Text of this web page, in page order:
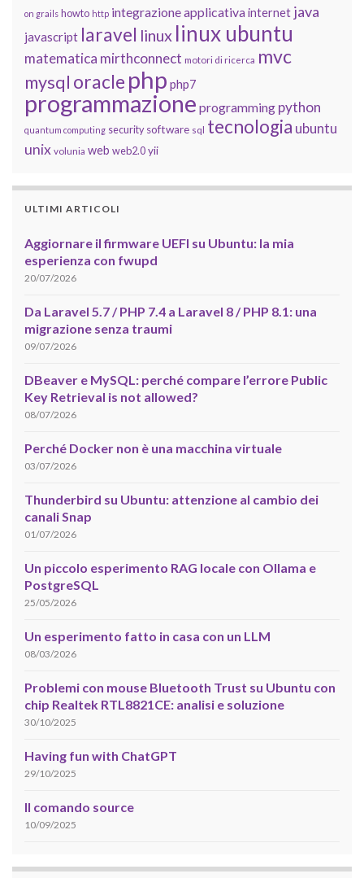
on grails howto http integrazione applicativainternet java
javascript laravel linux linux ubuntu
matematica mirthconnect motori di ricerca mvc
mysql oracle php php7
programmazione programming python
quantum computing security software sql tecnologia ubuntu
unix volunia web web2.0 yii
ULTIMI ARTICOLI
Aggiornare il firmware UEFI su Ubuntu: la mia
esperienza con fwupd
20/07/2026
Da Laravel 5.7 / PHP 7.4 a Laravel 8 / PHP 8.1: una
migrazione senza traumi
09/07/2026
DBeaver e MySQL: perché compare l’errore Public
Key Retrieval is not allowed?
08/07/2026
Perché Docker non è una macchina virtuale
03/07/2026
Thunderbird su Ubuntu: attenzione al cambio dei
canali Snap
01/07/2026
Un piccolo esperimento RAG locale con Ollama e
PostgreSQL
25/05/2026
Un esperimento fatto in casa con un LLM
08/03/2026
Problemi con mouse Bluetooth Trust su Ubuntu con
chip Realtek RTL8821CE: analisi e soluzione
30/10/2025
Having fun with ChatGPT
29/10/2025
Il comando source
10/09/2025